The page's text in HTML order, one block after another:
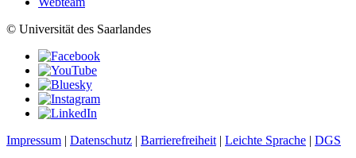
© Universität des Saarlandes
Impressum | Datenschutz | Barrierefreiheit | Leichte Sprache | DGS